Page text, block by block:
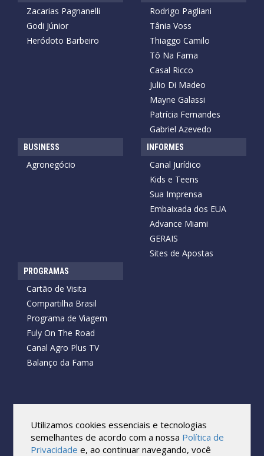
Zacarias Pagnanelli
Godi Júnior
Heródoto Barbeiro
Rodrigo Pagliani
Tânia Voss
Thiaggo Camilo
Tô Na Fama
Casal Ricco
Julio Di Madeo
Mayne Galassi
Patrícia Fernandes
Gabriel Azevedo
BUSINESS
Agronegócio
INFORMES
Canal Jurídico
Kids e Teens
Sua Imprensa
Embaixada dos EUA
Advance Miami
GERAIS
Sites de Apostas
PROGRAMAS
Cartão de Visita
Compartilha Brasil
Programa de Viagem
Fuly On The Road
Canal Agro Plus TV
Balanço da Fama
Todos os direitos reservados.
Reprodução no todo ou em parte sob qualquer forma ou meio,
sem expressa autorização por escrito do Cartão de Visita, é
proibida.
Utilizamos cookies essenciais e tecnologias
semelhantes de acordo com a nossa Política de
Privacidade e, ao continuar navegando, você